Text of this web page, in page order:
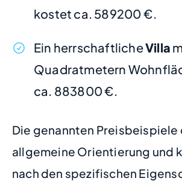
kostet ca. 589200 €.
Ein herrschaftlicheVilla
Quadratmetern
ca. 883800 €.
Die genannten Preisbeispiele
allgemeine Orientierung und
nach den spezifischen